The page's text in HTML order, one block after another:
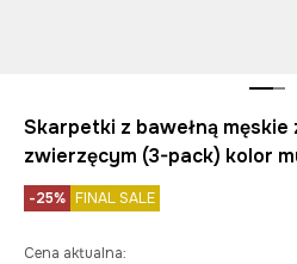
Skarpetki z bawełną
zwierzęcym (3-pack) kolor
-25% FINAL SALE
Cena aktualna: